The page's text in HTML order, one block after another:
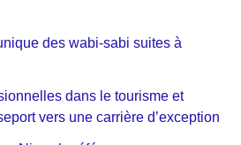
des wabi-sabi suites à
dans le tourisme et
vers une carrière d’exception